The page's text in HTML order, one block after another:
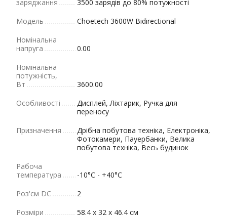
заряджання
3500 зарядів до 80% потужності
Модель
Choetech 3600W Bidirectional
Номінальна
напруга
0.00
Номінальна
потужність,
Вт
3600.00
Особливості
Дисплей, Ліхтарик, Ручка для
переносу
Призначення
Дрібна побутова техніка, Електроніка,
Фотокамери, Пауербанки, Велика
побутова техніка, Весь будинок
Рабоча
температура
-10°C - +40°C
Роз'єм DC
2
Розміри
58.4 x 32 x 46.4 см